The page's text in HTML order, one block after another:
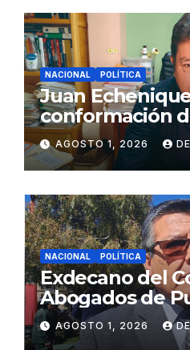
NACIONAL POLÍTICA
Juan
conformación
gabinete
Fujimori
AGOSTO 1, 2026
NACIONAL POLÍTICA
Exdecano del
Abogados de
propuestas
ciudadana
AGOSTO 1, 2026